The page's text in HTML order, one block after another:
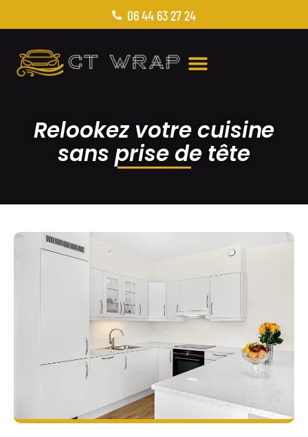
06 44 63 27 24
Relookez votre cuisine
sans prise de tête